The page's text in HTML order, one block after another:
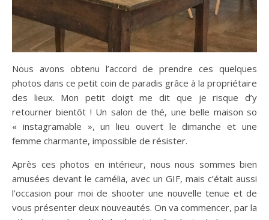
Nous avons obtenu l’accord de prendre ces quelques
photos dans ce petit coin de paradis grâce à la propriétaire
des lieux. Mon petit doigt me dit que je risque d’y
retourner bientôt ! Un salon de thé, une belle maison so
« instagramable », un lieu ouvert le dimanche et une
femme charmante, impossible de résister.
Après ces photos en intérieur, nous nous sommes bien
amusées devant le camélia, avec un GIF, mais c’était aussi
l’occasion pour moi de shooter une nouvelle tenue et de
vous présenter deux nouveautés. On va commencer, par la